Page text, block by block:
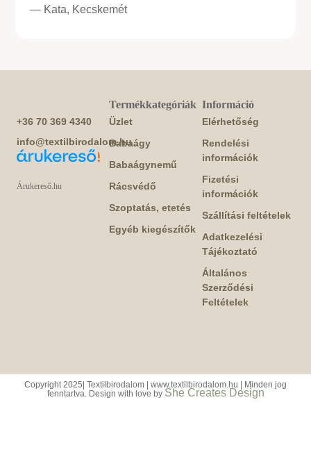
— Kata, Kecskemét
+36 70 369 4340
info@textilbirodalom.hu
Árukereső.hu
Termékkategóriák
Üzlet
Babaágy
Babaágynemű
Rácsvédő
Szoptatás, etetés
Egyéb kiegészítők
Információ
Elérhetőség
Rendelési
információk
Fizetési
információk
Szállítási feltételek
Adatkezelési
Tájékoztató
Általános
Szerződési
Feltételek
Copyright 2025| Textilbirodalom | www.textilbirodalom.hu | Minden jog
fenntartva. Design with love by She Creates Design